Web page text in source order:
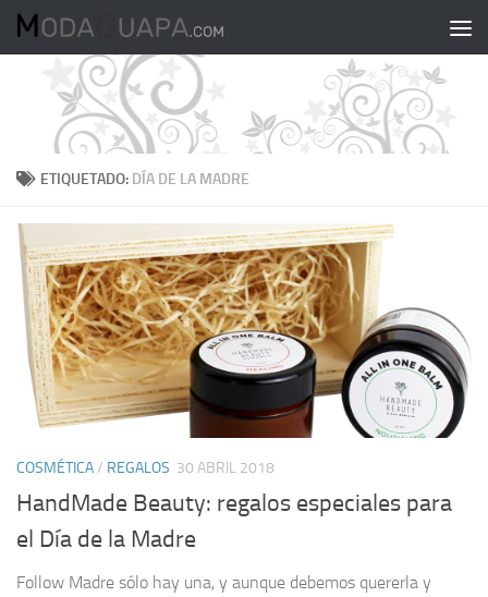
Saltar al contenido
ETIQUETADO: DÍA DE LA MADRE
COSMÉTICA/ REGALOS 30 ABRIL 2018
HandMade Beauty: regalos especiales para
el Día de la Madre
Follow Madre sólo hay una, y aunque debemos quererla y